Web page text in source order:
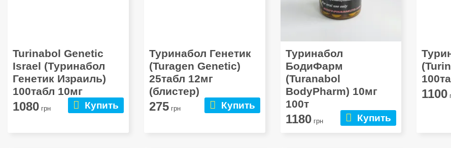
Turinabol Genetic
Israel (Туринабол
Генетик Израиль)
100табл 10мг
1080 грн Купить
Туринабол Генетик
(Turagen Genetic)
25табл 12мг
(блистер)
275грн Купить
Туринабол
БодиФарм
(Turanabol
BodyPharm) 10мг
100т
1180грн Купить
1100